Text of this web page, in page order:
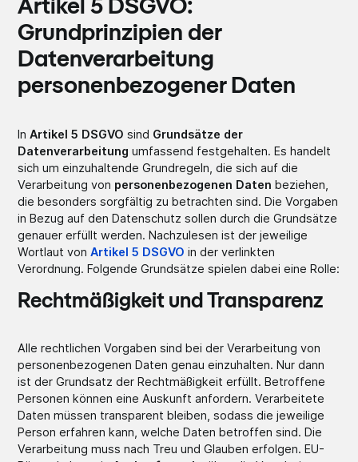
Artikel 5 DSGVO:
Grundprinzipien der
Datenverarbeitung
personenbezogener Daten
InArtikel 5 DSGVO sind Grundsätze der
Datenverarbeitungumfassend festgehalten. Es handelt
sich um einzuhaltende Grundregeln, die sich auf die
Verarbeitung von personenbezogenen Daten beziehen,
die besonders sorgfältig zu betrachten sind. Die Vorgaben
in Bezug auf den Datenschutz sollen durch die Grundsätze
genauer erfüllt werden. Nachzulesen ist der jeweilige
Wortlaut vonArtikel 5 DSGVO in der verlinkten
Verordnung. Folgende Grundsätze spielen dabei eine Rolle:
Rechtmäßigkeit und Transparenz
Alle rechtlichen Vorgaben sind bei der Verarbeitung von
personenbezogenen Daten genau einzuhalten. Nur dann
ist der Grundsatz der Rechtmäßigkeit erfüllt. Betroffene
Personen können eine Auskunft anfordern. Verarbeitete
Daten müssen transparent bleiben, sodass die jeweilige
Person erfahren kann, welche Daten betroffen sind. Die
Verarbeitung muss nach Treu und Glauben erfolgen. EU-